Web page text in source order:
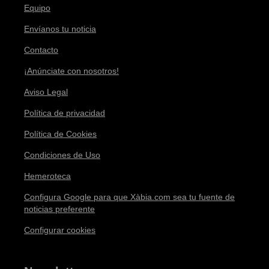
Equipo
Envíanos tu noticia
Contacto
¡Anúnciate con nosotros!
Aviso Legal
Política de privacidad
Política de Cookies
Condiciones de Uso
Hemeroteca
Configura Google para que Xàbia.com sea tu fuente de
noticias preferente
Configurar cookies